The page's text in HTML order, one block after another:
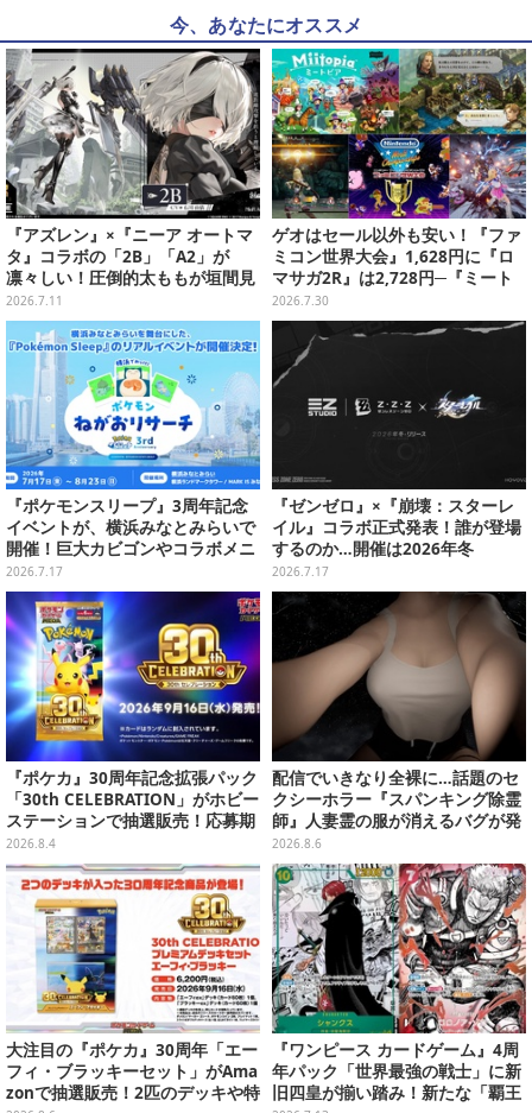
今、あなたにオススメ
『アズレン』×『ニーア オートマ
タ』コラボの「2B」「A2」が
凛々しい！圧倒的太ももが垣間見
える“白ドレス着せ替え”も初公開
2026.7.11
ゲオはセール以外も安い！『ファ
ミコン世界大会』1,628円に『ロ
マサガ2R』は2,728円─『ミート
ピア』『タクティクスオウガR』
『ゼンシンマシンガール』各3,27
2026.7.30
『ポケモンスリープ』3周年記念
イベントが、横浜みなとみらいで
開催！巨大カビゴンやコラボメニ
ューなど限定企画がいっぱい
2026.7.17
『ゼンゼロ』×『崩壊：スターレ
イル』コラボ正式発表！誰が登場
するのか…開催は2026年冬
2026.7.17
『ポケカ』30周年記念拡張パック
「30th CELEBRATION」がホビー
ステーションで抽選販売！応募期
間は8月6日23時59分まで
2026.8.4
配信でいきなり全裸に…話題のセ
クシーホラー『スパンキング除霊
師』人妻霊の服が消えるバグが発
生。「丸裸になる現象を泣きなが
ら修正しました」と現在はアプデ
済み
2026.8.6
大注目の『ポケカ』30周年「エー
フィ・ブラッキーセット」がAma
zonで抽選販売！2匹のデッキや特
『ワンピース カードゲーム』4周
年パック「世界最強の戦士」に新
旧四皇が揃い踏み！新たな「覇王